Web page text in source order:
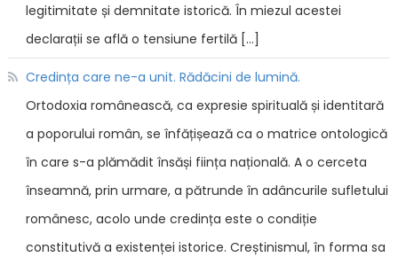
legitimitate și demnitate istorică. În miezul acestei
declarații se află o tensiune fertilă […]
Credința care ne-a unit. Rădăcini de lumină.
Ortodoxia românească, ca expresie spirituală și identitară
a poporului român, se înfățișează ca o matrice ontologică
în care s-a plămădit însăși ființa națională. A o cerceta
înseamnă, prin urmare, a pătrunde în adâncurile sufletului
românesc, acolo unde credința este o condiție
constitutivă a existenței istorice. Creștinismul, în forma sa